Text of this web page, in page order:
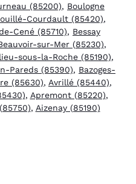
(85200), Boulogne
Courdault (85420),
Cené (85710), Bessay
sur-Mer (85230),
sous-la-Roche (85190),
Pareds (85390), Bazoges-
(85630), Avrillé (85440),
, Apremont (85220),
, Aizenay (85190)